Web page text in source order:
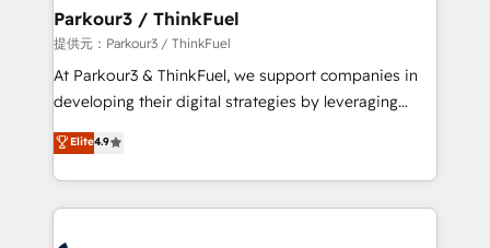
projet HubSpot avec DIGITALISIM : 🧽 Nettoyage,
migration et intégration des bases de données. 🚀
Développement des interfaces avec vos logiciels
métiers ⚙️ Configuration de la plateforme HubSpot
Book Process & Guidelines utilisateurs 🎓
Formations des utilisateurs
Parkour3 / ThinkFuel
提供元：Parkour3 / ThinkFuel
At Parkour3 & ThinkFuel, we support companies in
developing their digital strategies by leveraging
technologies and automating their marketing and
sales processes to generate growth. Our offer spans
from Strategy to Operations. We specialize in CRM
onboarding and implementation, web design, sales
Elite4.9